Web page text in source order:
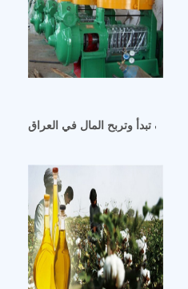
تبدأ وتربح المال في العراق